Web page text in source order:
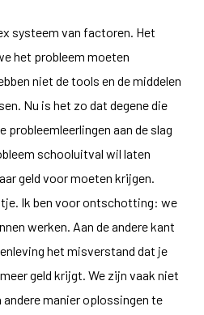
systeem van factoren. Het
het probleem moeten
niet de tools en de middelen
Nu is het zo dat degene die
probleemleerlingen aan de slag
schooluitval wil laten
geld voor moeten krijgen.
Ik ben voor ontschotting: we
werken. Aan de andere kant
het misverstand dat je
geld krijgt. We zijn vaak niet
manier oplossingen te